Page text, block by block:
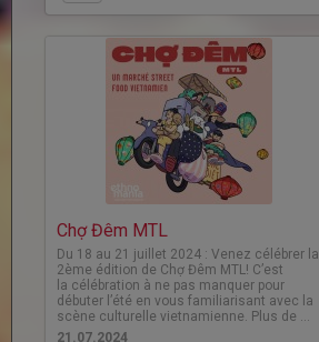
Chợ Đêm MTL
Du 18 au 21 juillet 2024 : Venez célébrer la
2ème édition de Chợ Đêm MTL! C’est
la célébration à ne pas manquer pour
débuter l’été en vous familiarisant avec la
scène culturelle vietnamienne. Plus de …
21.07.2024